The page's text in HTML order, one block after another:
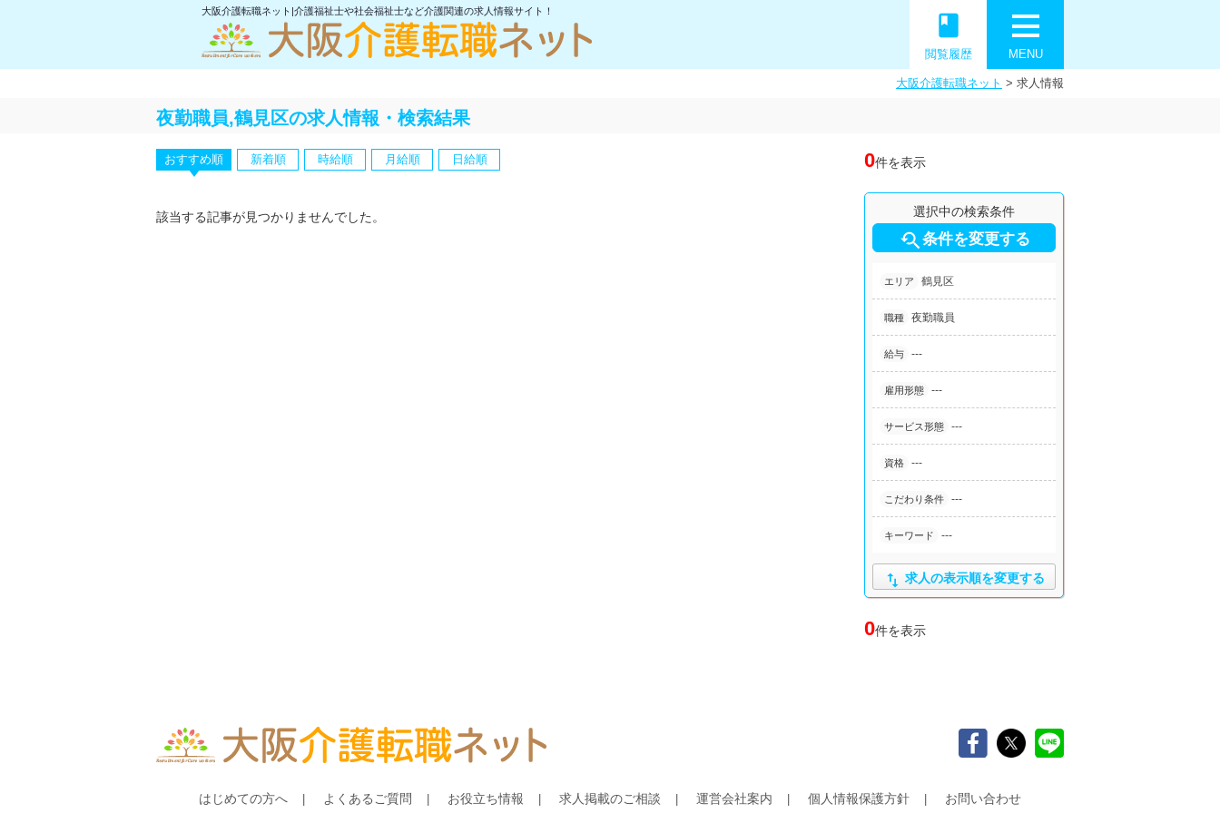
大阪介護転職ネット|介護福祉士や社会福祉士など介護関連の求人情報サイト！
MENU
book
閲覧履歴
大阪介護転職ネット > 求人情報
夜勤職員,鶴見区の求人情報・検索結果
0件を表示
おすすめ順 新着順 時給順 月給順 日給順
選択中の検索条件
条件を変更する
エリア 鶴見区
職種 夜勤職員
給与 ---
雇用形態 ---
サービス形態 ---
資格 ---
こだわり条件 ---
キーワード ---
 求人の表示順を変更する
該当する記事が見つかりませんでした。
0件を表示
はじめての方へ よくあるご質問 お役立ち情報 求人掲載のご相談 運営会社案内 個人情報保護方針 お問い合わせ